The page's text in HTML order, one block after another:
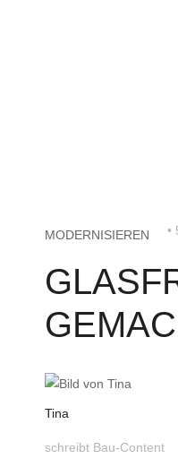
MODERNISIEREN •
Tina
schreibt Bau-Content